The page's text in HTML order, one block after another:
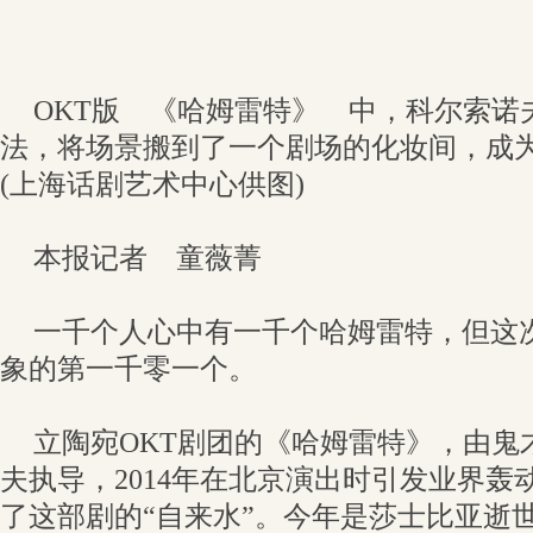
OKT版 《哈姆雷特》 中，科尔索诺
法，将场景搬到了一个剧场的化妆间，成
(上海话剧艺术中心供图)
本报记者 童薇菁
一千个人心中有一千个哈姆雷特，但这
象的第一千零一个。
立陶宛OKT剧团的《哈姆雷特》，由鬼
夫执导，2014年在北京演出时引发业界轰
了这部剧的“自来水”。今年是莎士比亚逝